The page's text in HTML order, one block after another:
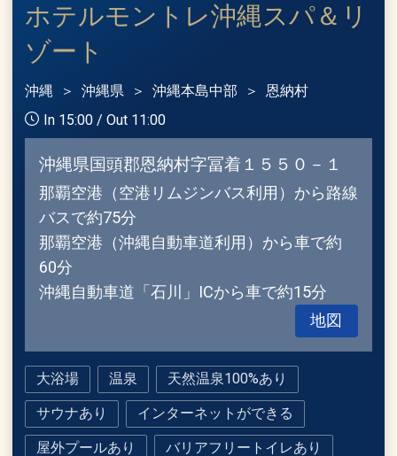
ホテルモントレ沖縄スパ＆リ
ゾート
沖縄 沖縄県 沖縄本島中部
恩納村
In 15:00 / Out 11:00
沖縄県国頭郡恩納村字冨着１５５０－１
那覇空港（空港リムジンバス利用）から路線
バスで約75分
那覇空港（沖縄自動車道利用）から車で約
60分
沖縄自動車道「石川」ICから車で約15分
地図
大浴場 温泉 天然温泉100%あり
サウナあり インターネットができる
屋外プールあり バリアフリートイレあり